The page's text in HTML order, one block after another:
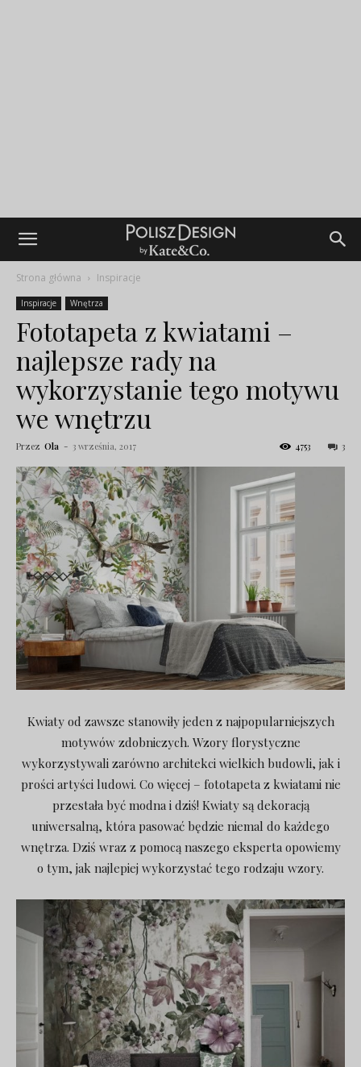
Strona główna Inspiracje
Inspiracje Wnętrza
Fototapeta z kwiatami –
najlepsze rady na
wykorzystanie tego motywu
we wnętrzu
Przez Ola - 3 września, 2017 3
4753
Kwiaty od zawsze stanowiły jeden z najpopularniejszych
motywów zdobniczych. Wzory florystyczne
wykorzystywali zarówno architekci wielkich budowli, jak i
prości artyści ludowi. Co więcej – fototapeta z kwiatami nie
przestała być modna i dziś! Kwiaty są dekoracją
uniwersalną, która pasować będzie niemal do każdego
wnętrza. Dziś wraz z pomocą naszego eksperta opowiemy
o tym, jak najlepiej wykorzystać tego rodzaju wzory.